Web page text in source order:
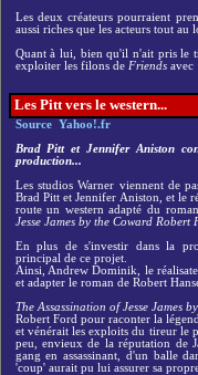
Les deux créateurs pourraient
aussi riches que les acteurs tout au
Quant à lui, bien qu'il n'ait pris le
exploiter les filons de Friends
Les Pitt vers le western...
Source Yahoo!.fr
Brad Pitt et Jennifer Aniston
production...
Les studios Warner viennent de
Brad Pitt et Jennifer Aniston, et le
route un western adapté du
Jesse James by the Coward Robert
En plus de s'investir dans la
principal de ce projet.
Ainsi, Andrew Dominik, le
et adapter le roman de Robert
The Assassination of Jesse James
Robert Ford pour raconter la
et vénérait les exploits du tireur le
peu, envieux de la réputation de
gang en assassinant, d'un balle
'coup' aurait pu lui assurer sa